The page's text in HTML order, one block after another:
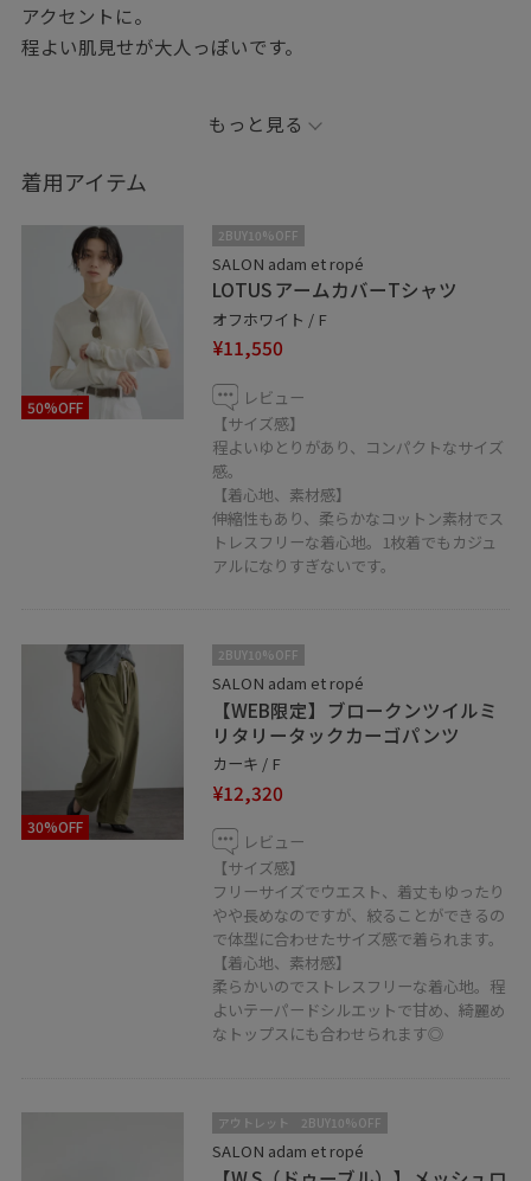
アクセントに。
程よい肌見せが大人っぽいです。
すぎず、こなれ感のある着こなしにしてくれます。
_ _ _ _ _ _ _ _ _ _ _ _ _ _ _
✏︎Information
◼︎フォロー
コーディネートを気に入って頂けたら
アイコンクリック→“♡フォローする”
を押して頂けると励みになります！
◼︎ LINE接客やってます！
商品のお問い合わせや在庫確認など、LINEにてお気軽に
お問い合わせ下さい。スタッフがお返事をさせて頂きま
LINEでサロン アダム エ ロぺ天王寺MIO店スタッフに相談
もっと見る
着用アイテム
50%OFF
2BUY10%OFF
SALON adam et ropé
LOTUS アームカバーTシャツ
オフホワイト / F
¥11,550
レビュー
【サイズ感】
程よいゆとりがあり、コンパクトなサイズ
感。
【着心地、素材感】
伸縮性もあり、柔らかなコットン素材でス
トレスフリーな着心地。1枚着でもカジュ
アルになりすぎないです。
30%OFF
2BUY10%OFF
SALON adam et ropé
【WEB限定】ブロークンツイルミ
リタリータックカーゴパンツ
カーキ / F
¥12,320
レビュー
【サイズ感】
フリーサイズでウエスト、着丈もゆったり
やや長めなのですが、絞ることができるの
で体型に合わせたサイズ感で着られます。
【着心地、素材感】
柔らかいのでストレスフリーな着心地。程
よいテーパードシルエットで甘め、綺麗め
なトップスにも合わせられます◎
アウトレット 2BUY10%OFF
SALON adam et ropé